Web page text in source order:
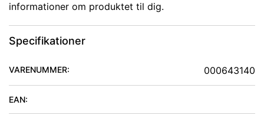
informationer om produktet til dig.
Specifikationer
VARENUMMER: 000643140
EAN: